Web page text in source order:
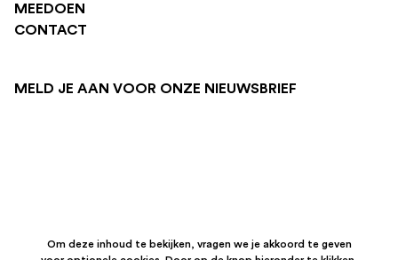
MEEDOEN
CONTACT
MELD JE AAN VOOR ONZE NIEUWSBRIEF
Om deze inhoud te bekijken, vragen we je akkoord te geven